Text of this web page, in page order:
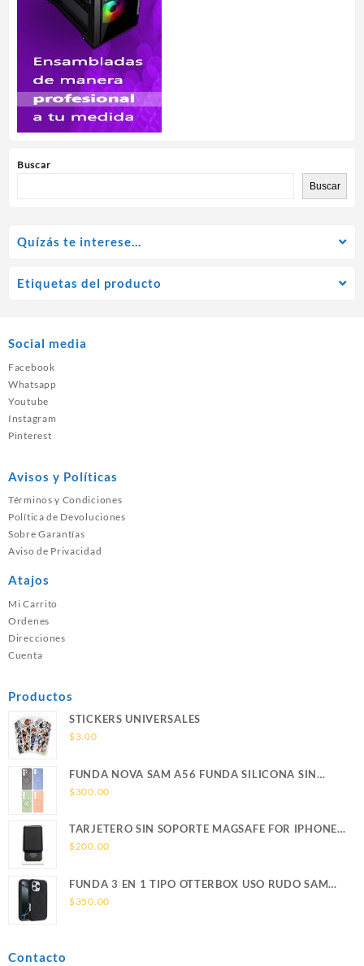
Buscar
Buscar
Quízás te interese…
Etiquetas del producto
Social media
Facebook
Whatsapp
Youtube
Instagram
Pinterest
Avisos y Políticas
Términos y Condiciones
Política de Devoluciones
Sobre Garantías
Aviso de Privacidad
Atajos
Mi Carrito
Ordenes
Direcciones
Cuenta
Productos
STICKERS UNIVERSALES
$3.00
FUNDA NOVA SAM A56 FUNDA SILICONA SIN
SOPORTE MAGNETICO SAMSUNG
$300.00
TARJETERO SIN SOPORTE MAGSAFE FOR IPHONE
LEATHER WALLET MAGSAFE
$200.00
FUNDA 3 EN 1 TIPO OTTERBOX USO RUDO SAM
S26 ULTRA SAMSUNG S26 ULTRA
$350.00
Contacto